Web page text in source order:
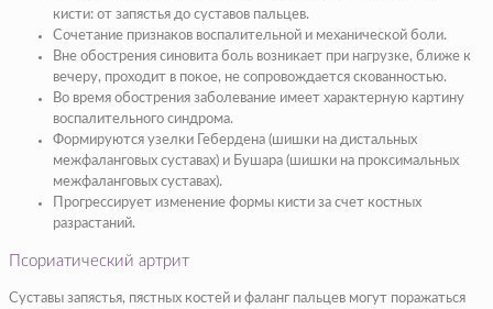
кисти: от запястья до суставов пальцев.
Сочетание признаков воспалительной и механической боли.
Вне обострения синовита боль возникает при нагрузке, ближе к
вечеру, проходит в покое, не сопровождается скованностью.
Во время обострения заболевание имеет характерную картину
воспалительного синдрома.
Формируются узелки Гебердена (шишки на дистальных
межфаланговых суставах) и Бушара (шишки на проксимальных
межфаланговых суставах).
Прогрессирует изменение формы кисти за счет костных
разрастаний.
Псориатический артрит
Суставы запястья, пястных костей и фаланг пальцев могут поражаться